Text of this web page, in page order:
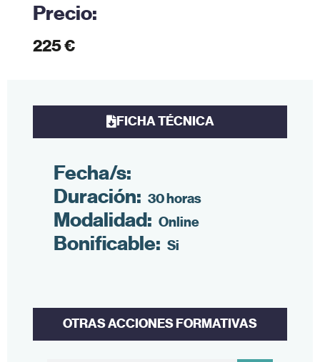
Precio:
225 €
FICHA TÉCNICA
Fecha/s:
Duración: 30 horas
Modalidad: Online
Bonificable: Si
OTRAS ACCIONES FORMATIVAS